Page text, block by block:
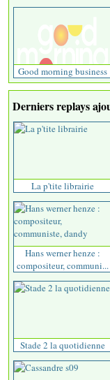
Good morning business
Derniers replays
La p'tite librairie
Hans werner henze :
compositeur, communi...
Stade 2 la quotidienne